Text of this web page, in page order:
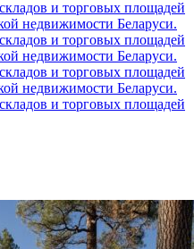
и торговых площадей
недвижимости Беларуси.
и торговых площадей
недвижимости Беларуси.
и торговых площадей
недвижимости Беларуси.
и торговых площадей